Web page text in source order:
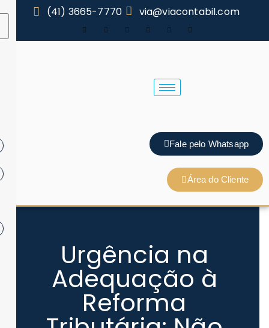
(41) 3665-7770 via@viacontabil.com
Fale pelo Whatsapp
Área do Cliente
Urgência na
Adequação à
Reforma